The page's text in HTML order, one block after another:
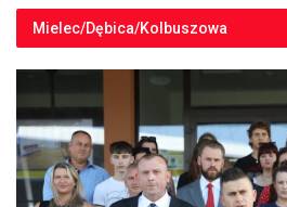
Mielec/Dębica/Kolbuszowa